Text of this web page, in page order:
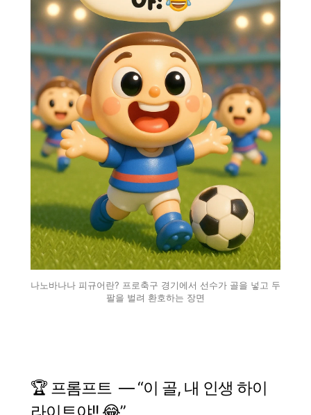
나노바나나 피규어란? 프로축구 경기에서 선수가 골을 넣고 두
팔을 벌려 환호하는 장면
🏆 프롬프트 — “이 골, 내 인생 하이